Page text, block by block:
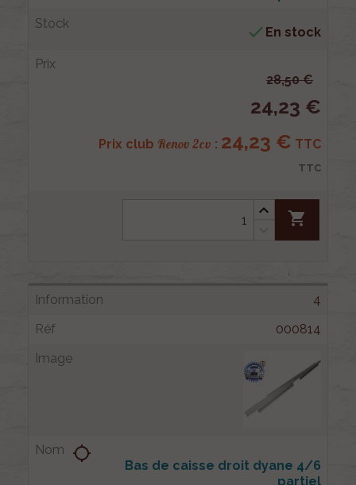
 En stock
28,50 €
24,23 €
Prix club Renov 2cv : 24,23 € TTC
TTC
shopping_cart
4
000814
Bas de caisse droit dyane 4/6
partiel
location_searching